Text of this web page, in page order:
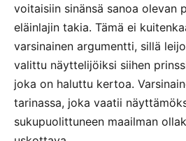
voitaisiin sinänsä sanoa olevan
eläinlajin takia. Tämä ei
varsinainen argumentti, sillä
valittu näyttelijöiksi siihen
joka on haluttu kertoa.
tarinassa, joka vaatii
sukupuolittuneen maailman